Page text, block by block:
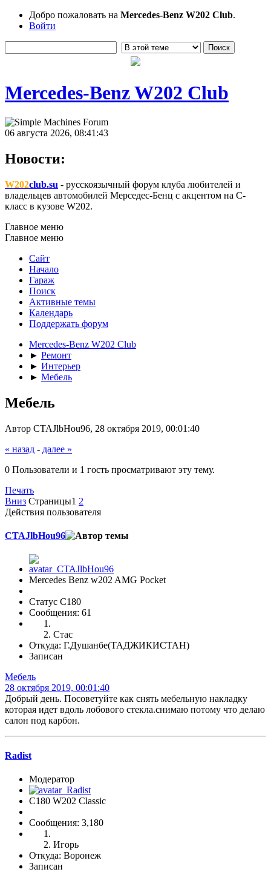
Добро пожаловать на Mercedes-Benz W202 Club.
Войти
Mercedes-Benz W202 Club
06 августа 2026, 08:41:43
Новости:
W202club.su - русскоязычный форум клуба любителей и
владельцев автомобилей Мерседес-Бенц с акцентом на C-
класс в кузове W202.
Главное меню
Главное меню
Сайт
Начало
Гараж
Поиск
Активные темы
Календарь
Поддержать форум
Mercedes-Benz W202 Club
► Ремонт
► Интерьер
► Мебель
Мебель
Автор CTAJlbHou96, 28 октября 2019, 00:01:40
« назад - далее »
0 Пользователи и 1 гость просматривают эту тему.
Печать
Вниз Страницы1 2
Действия пользователя
CTAJlbHou96
Mercedes Benz w202 AMG Pocket
Статус C180
Сообщения: 61
Стас
Откуда: Г.Душанбе(ТАДЖИКИСТАН)
Записан
Мебель
28 октября 2019, 00:01:40
Добрый день. Посоветуйте как снять мебельную накладку
которая идет вдоль лобового стекла.снимаю потому что делаю
салон под карбон.
Radist
Модератор
C180 W202 Classic
Сообщения: 3,180
Игорь
Откуда: Воронеж
Записан